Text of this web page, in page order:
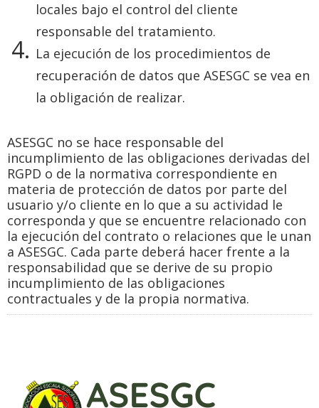
locales bajo el control del cliente
responsable del tratamiento.
La ejecución de los procedimientos de
recuperación de datos que ASESGC se vea en
la obligación de realizar.
ASESGC no se hace responsable del
incumplimiento de las obligaciones derivadas del
RGPD o de la normativa correspondiente en
materia de protección de datos por parte del
usuario y/o cliente en lo que a su actividad le
corresponda y que se encuentre relacionado con
la ejecución del contrato o relaciones que le unan
a ASESGC. Cada parte deberá hacer frente a la
responsabilidad que se derive de su propio
incumplimiento de las obligaciones
contractuales y de la propia normativa.